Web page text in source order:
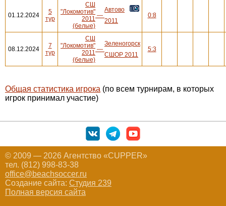
01.12.2024
5
тур
СШ
"Локомотив"
2011
(белые)
—
Автово
2011
0:8
08.12.2024
7
тур
СШ
"Локомотив"
2011
(белые)
—
Зеленогорск
СШОР 2011
5:3
Общая статистика игрока (по всем турнирам, в которых
игрок принимал участие)
© 2009 — 2026 Агентство «CUPPER»
тел. (812) 998-83-38
office@beachsoccer.ru
Создание сайта: Студия 239
Полная версия сайта